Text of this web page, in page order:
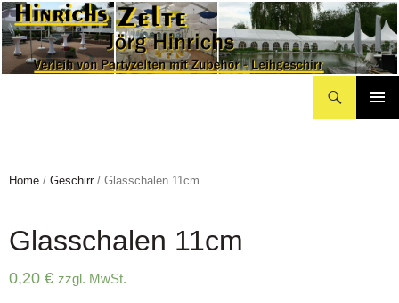
Home / Geschirr / Glasschalen 11cm
Glasschalen 11cm
0,20 € zzgl. MwSt.